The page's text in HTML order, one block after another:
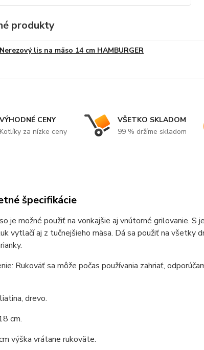
produkty
Nerezový lis na mäso 14 cm HAMBURGER
VÝHODNÉ CENY
Kotlíky za nízke ceny
VŠETKO SKLADOM
99 % držíme skladom
špecifikácie
je možné použiť na vonkajšie aj vnútorné grilovanie.
vytlačí aj z tučnejšieho mäsa. Dá sa použiť na všetky
Rukoväť sa môže počas používania zahriať,
drevo.
cm.
výška vrátane rukoväte.